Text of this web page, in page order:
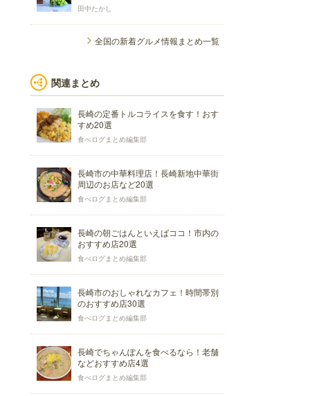
田中たかし
全国の新着グルメ情報まとめ一覧
関連まとめ
長崎の定番トルコライスを食す！おす
すめ20選
食べログまとめ編集部
長崎市の中華料理店！長崎新地中華街
周辺のお店など20選
食べログまとめ編集部
長崎の朝ごはんといえばココ！市内の
おすすめ店20選
食べログまとめ編集部
長崎市のおしゃれなカフェ！時間帯別
のおすすめ店30選
食べログまとめ編集部
長崎でちゃんぽんを食べるなら！老舗
などおすすめ店4選
食べログまとめ編集部